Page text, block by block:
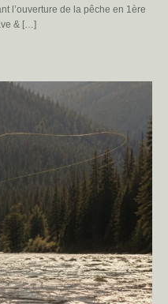
l’ouverture de la pêche en 1ère
& […]